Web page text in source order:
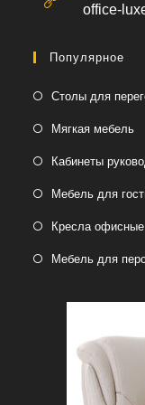
office-
Популярное
Столы для
Мягкая мебель
Кабинеты
Мебель для
Кресла офисные
Мебель для